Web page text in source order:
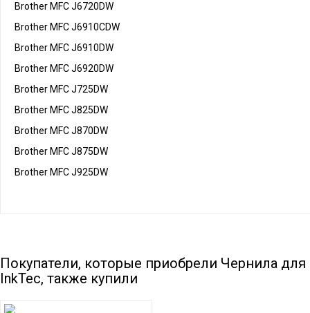
Brother MFC J6720DW
Brother MFC J6910CDW
Brother MFC J6910DW
Brother MFC J6920DW
Brother MFC J725DW
Brother MFC J825DW
Brother MFC J870DW
Brother MFC J875DW
Brother MFC J925DW
Покупатели, которые приобрели Чернила для
InkTec, также купили